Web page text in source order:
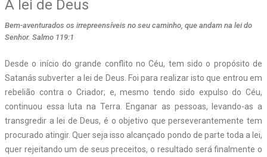
A lei de Deus
Bem-aventurados os irrepreensíveis no seu caminho, que andam na lei do
Senhor. Salmo 119:1
Desde o início do grande conflito no Céu, tem sido o propósito de
Satanás subverter a lei de Deus. Foi para realizar isto que entrou em
rebelião contra o Criador; e, mesmo tendo sido expulso do Céu,
continuou essa luta na Terra. Enganar as pessoas, levando-as a
transgredir a lei de Deus, é o objetivo que perseverantemente tem
procurado atingir. Quer seja isso alcançado pondo de parte toda a lei,
quer rejeitando um de seus preceitos, o resultado será finalmente o